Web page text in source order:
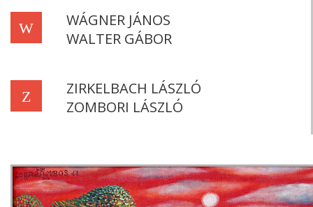
W
WÁGNER JÁNOS
WALTER GÁBOR
Z
ZIRKELBACH LÁSZLÓ
ZOMBORI LÁSZLÓ